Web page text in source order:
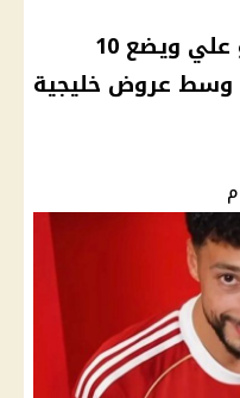
الأهلي يتمسك بوسام أبو علي ويضع 10
وسط عروض خليجية